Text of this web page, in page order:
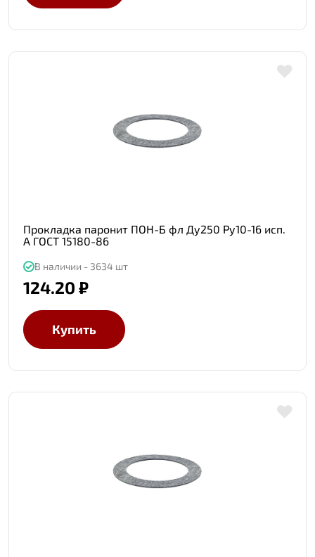
Прокладка паронит ПОН-Б фл Ду250 Ру10-16 исп.
А ГОСТ 15180-86
В наличии - 3634 шт
124.20 ₽
Купить